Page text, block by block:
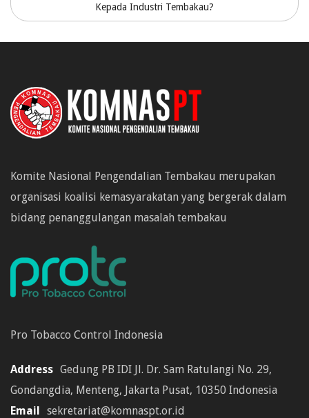
Kepada Industri Tembakau?
Komite Nasional Pengendalian Tembakau merupakan
organisasi koalisi kemasyarakatan yang bergerak dalam
bidang penanggulangan masalah tembakau
Pro Tobacco Control Indonesia
Address Gedung PB IDI Jl. Dr. Sam Ratulangi No. 29,
Gondangdia, Menteng, Jakarta Pusat, 10350 Indonesia
Email sekretariat@komnaspt.or.id